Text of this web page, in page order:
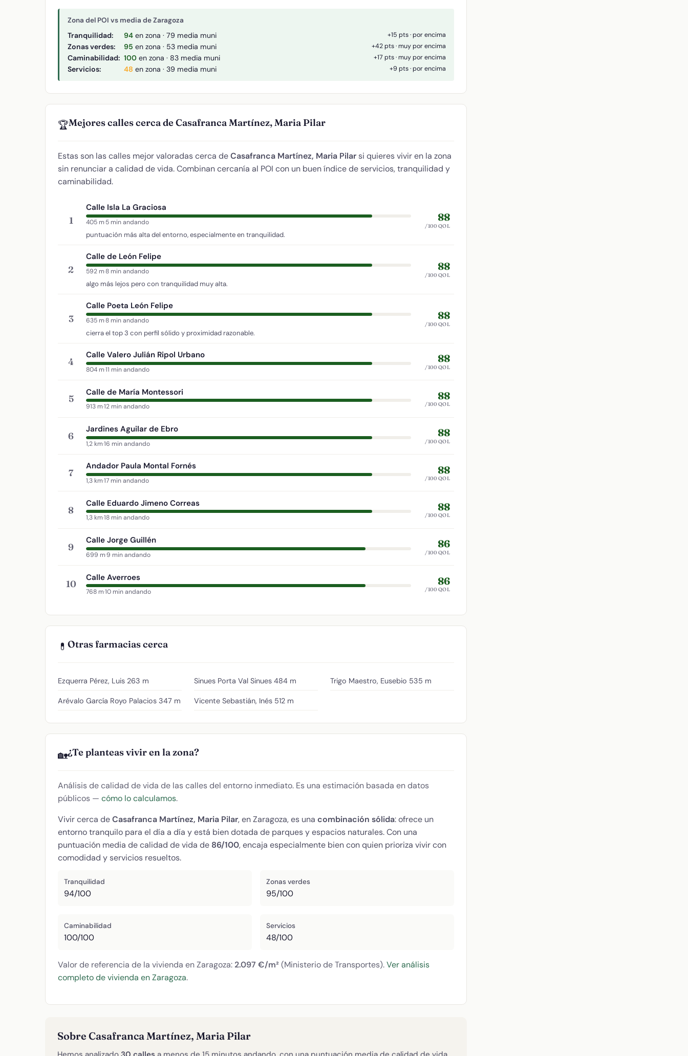
Zona del POI vs media de Zaragoza
Tranquilidad: 94 en zona · 79 media muni +15 pts · por encima
Zonas verdes: 95 en zona · 53 media muni +42 pts · muy por encima
Caminabilidad: 100 en zona · 83 media muni +17 pts · muy por encima
Servicios: 48 en zona · 39 media muni +9 pts · por encima
🏆Mejores calles cerca de Casafranca Martínez, Maria Pilar
Estas son las calles mejor valoradas cerca deCasafranca Martínez, Maria Pilar si quieres vivir en la zona
sin renunciar a calidad de vida. Combinan cercanía al POI con un buen índice de servicios, tranquilidad y
caminabilidad.
1
Calle Isla La Graciosa
405 m·5 min andando
puntuación más alta del entorno, especialmente en tranquilidad.
88
/100 QOL
2
Calle de León Felipe
592 m·8 min andando
algo más lejos pero con tranquilidad muy alta.
88
/100 QOL
3
Calle Poeta León Felipe
635 m·8 min andando
cierra el top 3 con perfil sólido y proximidad razonable.
88
/100 QOL
4
Calle Valero Julián Ripol Urbano
804 m·11 min andando
88
/100 QOL
5
Calle de María Montessori
913 m·12 min andando
88
/100 QOL
6
Jardines Aguilar de Ebro
1,2 km·16 min andando
88
/100 QOL
7
Andador Paula Montal Fornés
1,3 km·17 min andando
88
/100 QOL
8
Calle Eduardo Jimeno Correas
1,3 km·18 min andando
88
/100 QOL
9
Calle Jorge Guillén
699 m·9 min andando
86
/100 QOL
10
Calle Averroes
768 m·10 min andando
86
/100 QOL
💊 Otras farmacias cerca
Ezquerra Pérez, Luis 263 m
Arévalo García Royo Palacios 347 m
Sinues Porta Val Sinues 484 m
Vicente Sebastián, Inés 512 m
Trigo Maestro, Eusebio 535 m
🏡¿Te planteas vivir en la zona?
Análisis de calidad de vida de las calles del entorno inmediato. Es una estimación basada en datos
públicos — cómo lo calculamos.
Vivir cerca deCasafranca Martínez, Maria Pilar, en Zaragoza, es una combinación sólida: ofrece un
entorno tranquilo para el día a día y está bien dotada de parques y espacios naturales. Con una
puntuación media de calidad de vida de 86/100, encaja especialmente bien con quien prioriza vivir con
comodidad y servicios resueltos.
Tranquilidad
94/100
Zonas verdes
95/100
Caminabilidad
100/100
Servicios
48/100
Valor de referencia de la vivienda en Zaragoza: 2.097 €/m² (Ministerio de Transportes).Ver análisis
completo de vivienda en Zaragoza.
Sobre Casafranca Martínez, Maria Pilar